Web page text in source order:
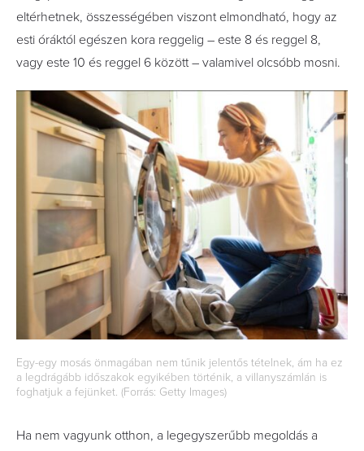
eltérhetnek, összességében viszont elmondható, hogy az
esti óráktól egészen kora reggelig – este 8 és reggel 8,
vagy este 10 és reggel 6 között – valamivel olcsóbb mosni.
Egy-egy mosás önmagában nem tűnik jelentős tételnek, ám ha ez
a legdrágább időszakok egyikében történik, a villanyszámlán is
foghatjuk a fejünket. (Forrás: Getty Images)
Ha nem vagyunk otthon, a legegyszerűbb megoldás a